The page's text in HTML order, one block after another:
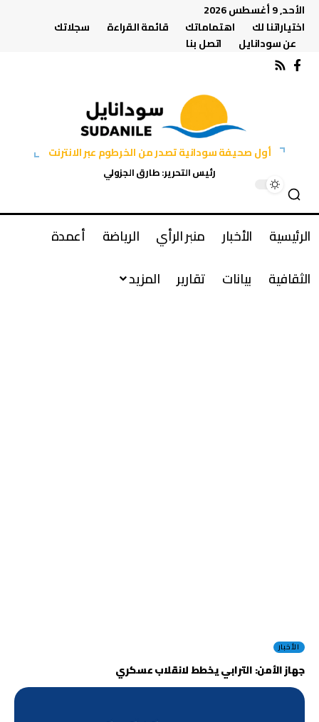
الأحد, 9 أغسطس 2026
اختياراتنا لك
اهتماماتك قائمة القراءة
سجلاتك
عن سودانايل
اتصل بنا
أول صحيفة سودانية تصدر من الخرطوم عبر الانترنت
رئيس التحرير: طارق الجزولي
الرئيسية الأخبار منبر الرأي الرياضة
أعمدة
الثقافية
بيانات تقارير المزيد
الأخبار
جهاز الأمن: الترابي يخطط لانقلاب عسكري